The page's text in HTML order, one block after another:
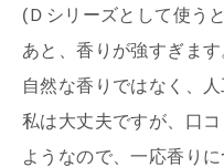
(Ｄシリーズとして使う
あと、香りが強すぎます
自然な香りではなく、
私は大丈夫ですが、口
ようなので、一応香り